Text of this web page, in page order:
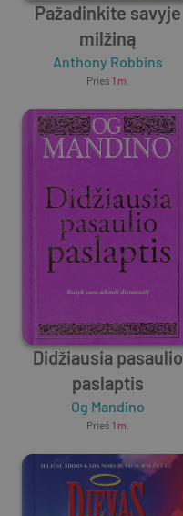
Pažadinkite savyje
milžiną
Anthony Robbins
Prieš 1 m.
Didžiausia pasaulio
paslaptis
Og Mandino
Prieš 1 m.